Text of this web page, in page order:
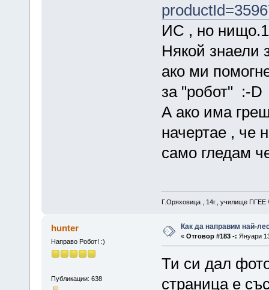
ИС , но
Някой знаели
ако ми
за "робот" :-D
А ако има
начертае , че
само гледам
Г.Оряховица , 14г., училище
hunter
Направо Робот! :)
Публикации: 638
Как да направим най-
« Отговор #183 -: Януари
Ти си дал
страница е